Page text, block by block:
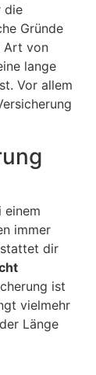
die
Gründe
Art von
lange
Vor allem
einem
immer
dir
ist
vielmehr
Länge